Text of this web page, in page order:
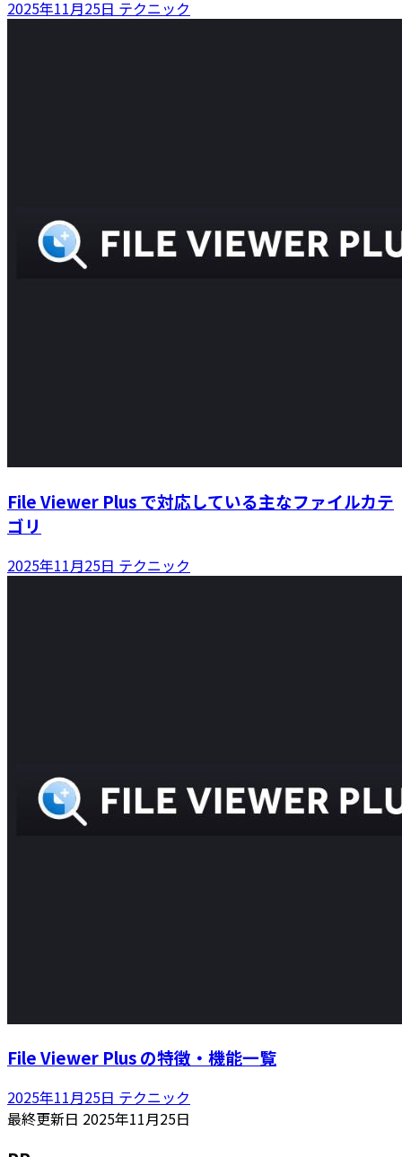
2025年11月25日 テクニック
File Viewer Plus で対応している主なファイルカテ
ゴリ
2025年11月25日 テクニック
File Viewer Plus の特徴・機能一覧
2025年11月25日 テクニック
最終更新日 2025年11月25日